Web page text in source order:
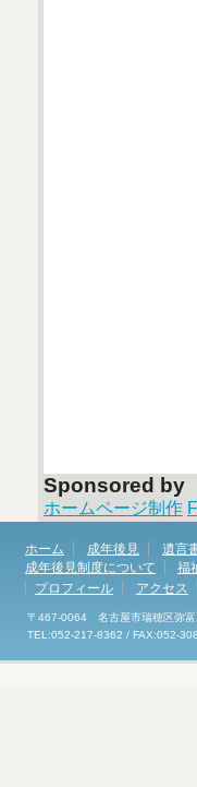
Sponsored by
ホームページ制作
ホーム 成年後見 遺言
成年後見制度について
福
プロフィール
アクセス
〒467-0064 名古屋市瑞穂区弥富
TEL:052-217-8362 / FAX:052-